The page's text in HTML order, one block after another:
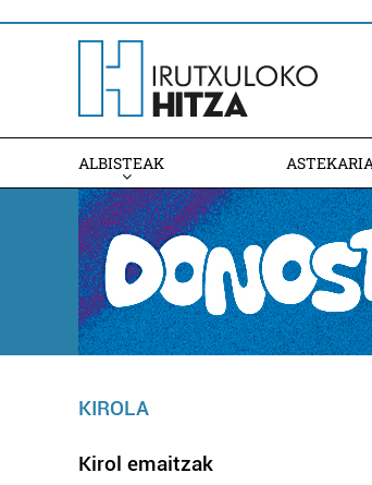
ALBISTEAK
KIROLA
Kirol emaitzak